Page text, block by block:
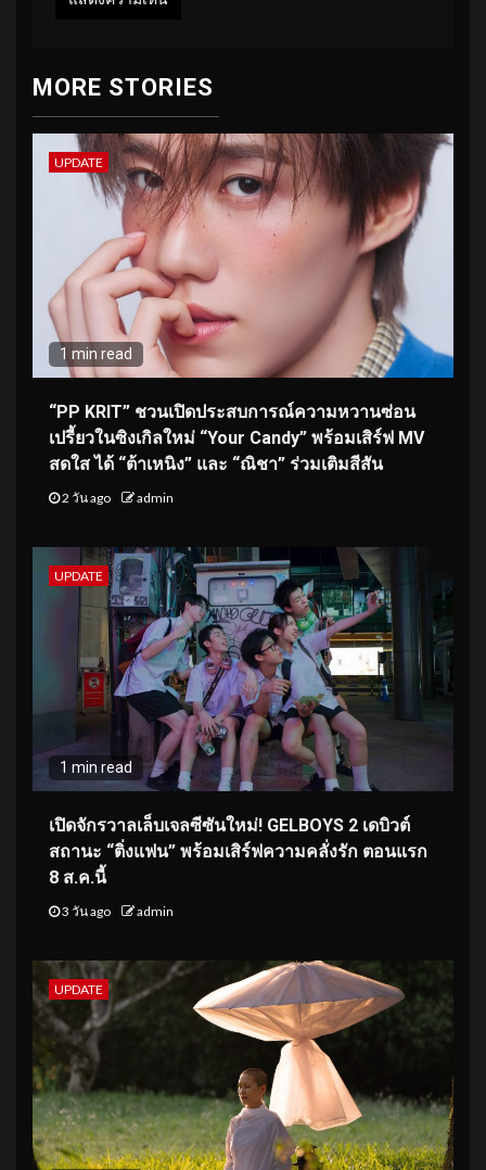
MORE STORIES
UPDATE
1 min read
“PP KRIT” ชวนเปิดประสบการณ์ความหวานซ่อน
เปรี้ยวในซิงเกิลใหม่ “Your Candy” พร้อมเสิร์ฟ MV
สดใส ได้ “ต้าเหนิง” และ “ณิชา” ร่วมเติมสีสัน
2 วัน ago admin
UPDATE
1 min read
เปิดจักรวาลเล็บเจลซีซันใหม่! GELBOYS 2 เดบิวต์
สถานะ “ติ่งแฟน” พร้อมเสิร์ฟความคลั่งรัก ตอนแรก
8 ส.ค.นี้
3 วัน ago admin
UPDATE